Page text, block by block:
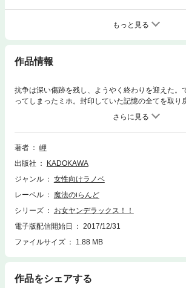
もっと見る
作品情報
抗争は深い傷跡を残し、ようやく終わりを迎えた
ってしまったミホ。封印していた記憶の全てを取り
の決着をつけるために再び立ちあがった!! さらに
イス☆イケメン・千里との“恋”もついに決着
モン爆裂の葵、爽やか兄貴の与四郎、キューティー
気たっぷりの不良軍団、チーム“お女ヤン!!”永久不滅
著者
岬
出版社
KADOKAWA
ジャンル
女性向けラノベ
レーベル
魔法のiらんど
シリーズ
お女ヤンデラックス！！
電子版配信開始日
2017/12/31
ファイルサイズ
1.88 MB
作品をシェアする